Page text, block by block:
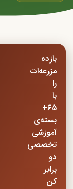
بازده
مزرعه‌ات
را
با
65+
بسته‌ی
آموزشی
تخصصی
دو
برابر
کن